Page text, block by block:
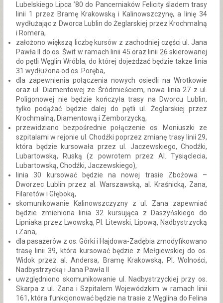
Lubelskiego Lipca ’80 do Pancerniaków Felicity śladem trasy
linii 1 przez Bramę Krakowską i Kalinowszczynę, a linię 34
wydłużając z Dworca Lublin do Żeglarskiej przez Krochmalną
i Romera,
założono większą liczbę kursów z zachodniej części ul. Jana
Pawła II do os. Świt w ramach linii 45 oraz linii 26 skierowanej
do pętli Węglin Wróbla, do której dojeżdżać będzie także linia
31 wydłużona od os. Poręba,
dla zapewnienia połączenia nowych osiedli na Wrotkowie
oraz ul. Diamentowej ze Śródmieściem, nowa linia 27 z ul.
Poligonowej nie będzie kończyła trasy na Dworcu Lublin,
tylko podążać będzie dalej do pętli ul. Żeglarskiej przez
Krochmalną, Diamentową i Zemborzycką,
przewidziano bezpośrednie połączenie os. Moniuszki ze
szpitalami w rejonie ul. Chodźki poprzez zmianę trasy linii 29,
która będzie kursowała przez ul. Jaczewskiego, Chodźki,
Lubartowską, Ruską (z powrotem przez Al. Tysiąclecia,
Lubartowską, Chodźki, Jaczewskiego),
linia 30 kursować będzie na nowej trasie Zbożowa –
Dworzec Lublin przez al. Warszawską, al. Kraśnicką, Zana,
Filaretów i Głęboką,
skomunikowanie Kalinowszczyzny z ul. Zana zapewniać
będzie zmieniona linia 32 kursująca z Daszyńskiego do
Lipniaka przez Lwowską, Pl. Litewski, Lipową, Nadbystrzycką
i Zana,
dla pasażerów z os. Górki i Hajdowa-Zadębia zmodyfikowano
trasę linii 39, która kursować będzie z Mełgiewskiej do os.
Widok przez al. Andersa, Bramę Krakowską, Pl. Wolności,
Nadbystrzycką i Jana Pawła II
uwzględniono skomunikowanie ul. Nadbystrzyckiej przy os.
Skarpa z ul. Zana i Szpitalem Wojewódzkim w ramach linii
161, która funkcjonować będzie na trasie z Węglina do Felina